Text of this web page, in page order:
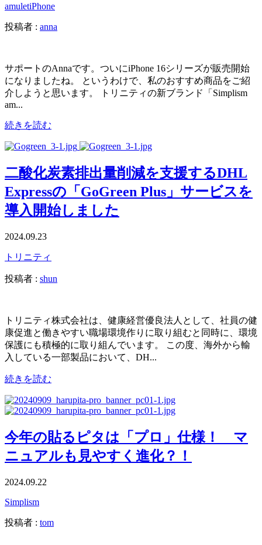
amuletiPhone
投稿者 : anna
サポートのAnnaです。ついにiPhone 16シリーズが販売開始
になりましたね。 というわけで、私のおすすめ商品をご紹
介しようと思います。 トリニティの新ブランド「Simplism
am...
続きを読む
二酸化炭素排出量削減を支援するDHL
Expressの「GoGreen Plus」サービスを
導入開始しました
2024.09.23
トリニティ
投稿者 : shun
トリニティ株式会社は、健康経営優良法人として、社員の健
康促進と働きやすい職場環境作りに取り組むと同時に、環境
保護にも積極的に取り組んでいます。 この度、海外から輸
入している一部製品において、DH...
続きを読む
今年の貼るピタは「プロ」仕様！ マ
ニュアルも見やすく進化？！
2024.09.22
Simplism
投稿者 : tom